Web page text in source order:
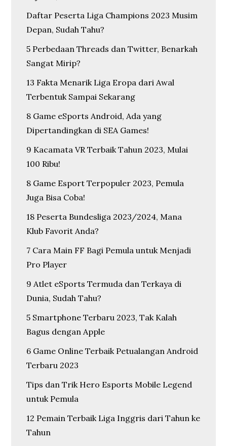
Daftar Peserta Liga Champions 2023 Musim
Depan, Sudah Tahu?
5 Perbedaan Threads dan Twitter, Benarkah
Sangat Mirip?
13 Fakta Menarik Liga Eropa dari Awal
Terbentuk Sampai Sekarang
8 Game eSports Android, Ada yang
Dipertandingkan di SEA Games!
9 Kacamata VR Terbaik Tahun 2023, Mulai
100 Ribu!
8 Game Esport Terpopuler 2023, Pemula
Juga Bisa Coba!
18 Peserta Bundesliga 2023/2024, Mana
Klub Favorit Anda?
7 Cara Main FF Bagi Pemula untuk Menjadi
Pro Player
9 Atlet eSports Termuda dan Terkaya di
Dunia, Sudah Tahu?
5 Smartphone Terbaru 2023, Tak Kalah
Bagus dengan Apple
6 Game Online Terbaik Petualangan Android
Terbaru 2023
Tips dan Trik Hero Esports Mobile Legend
untuk Pemula
12 Pemain Terbaik Liga Inggris dari Tahun ke
Tahun